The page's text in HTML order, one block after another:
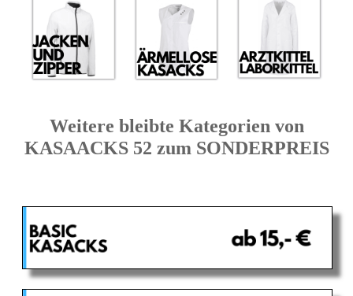
Weitere bleibte Kategorien von
KASAACKS 52 zum SONDERPREIS